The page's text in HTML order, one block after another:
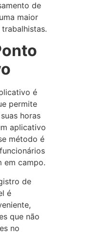
de
maior
é
permite
horas
aplicativo
método é
em campo.
de
é
que não
no